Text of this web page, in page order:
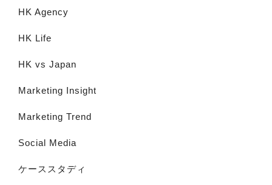
HK Agency
HK Life
HK vs Japan
Marketing Insight
Marketing Trend
Social Media
ケーススタディ